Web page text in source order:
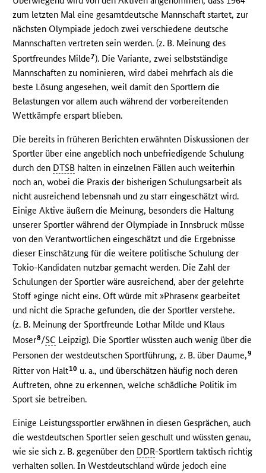
zum letzten Mal eine gesamtdeutsche Mannschaft startet, zur
nächsten Olympiade jedoch zwei verschiedene deutsche
Mannschaften vertreten sein werden. (z. B. Meinung des
Sportfreundes Milde7). Die Variante, zwei selbstständige
Mannschaften zu nominieren, wird dabei mehrfach als die
beste Lösung angesehen, weil damit den Sportlern die
Belastungen vor allem auch während der vorbereitenden
Wettkämpfe erspart blieben.
Die bereits in früheren Berichten erwähnten Diskussionen der
Sportler über eine angeblich noch unbefriedigende Schulung
durch den DTSB halten in einzelnen Fällen auch weiterhin
noch an, wobei die Praxis der bisherigen Schulungsarbeit als
nicht ausreichend lebensnah und zu starr eingeschätzt wird.
Einige Aktive äußern die Meinung, besonders die Haltung
unserer Sportler während der Olympiade in Innsbruck müsse
von den Verantwortlichen eingeschätzt und die Ergebnisse
dieser Einschätzung für die weitere politische Schulung der
Tokio-Kandidaten nutzbar gemacht werden. Die Zahl der
Schulungen der Sportler wäre ausreichend, aber der gelehrte
Stoff »ginge nicht ein«. Oft würde mit »Phrasen« gearbeitet
und nicht die Sprache gefunden, die der Sportler verstehe.
(z. B. Meinung der Sportfreunde Lothar Milde und Klaus
Moser8/SC Leipzig). Die Sportler wüssten auch wenig über die
Personen der westdeutschen Sportführung, z. B. über Daume,9
Ritter von Halt10 u. a., und überschätzen häufig noch deren
Auftreten, ohne zu erkennen, welche schädliche Politik im
Sport sie betreiben.
Einige Leistungssportler erwähnen in diesen Gesprächen, auch
die westdeutschen Sportler seien geschult und wüssten genau,
wie sie sich z. B. gegenüber den DDR-Sportlern taktisch richtig
verhalten sollen. In Westdeutschland würde jedoch eine